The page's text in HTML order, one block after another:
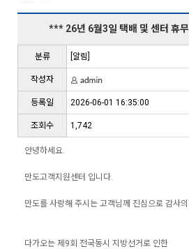
*** 26년 6월3일 택배 및 센터 휴
분류 [알림]
작성자
등록일 2026-06-01 16:35:00
조회수 1,742
안녕하세요.
만도고객지원센터 입니다.
만도를 사랑해 주시는 고객님께 진심으로 감사
다가오는 제9회 전국동시 지방선거로 인한